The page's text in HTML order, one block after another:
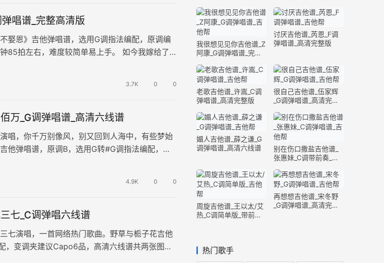
唱谱_完整高清版
娶恩》吉他弹唱谱，选用G调指法编配，原调编
85拍左右，难度较简单易上手。 如今我嫁给了
3.7K 0 0
万_G调弹唱谱_高清六线谱
唱，你千万别像风，别又回到人海中，有些梦始
他弹唱谱，原调B，选用G转#G调指法编配，原
4.9K 0 0
七_C调弹唱六线谱
七演唱，一首网络热门歌曲。野草与栀子花吉他
，变调夹建议Capo6品，高清六线谱共两张图片
我很想见见你吉他谱_Z
阿康_G调弹唱谱_完整
讨厌吉他谱_芮恩_F调
弹唱谱_高清完整版
老歌吉他谱_许嵩_C调
弹唱谱_高清完整版
很自己吉他谱_伍家辉
_G调弹唱谱_高清完整
媚人吉他谱_薛之谦_G
调弹唱谱_高清六线谱
别在伤口撒盐吉他谱_
张惠妹_C调带前奏_完
周旋吉他谱_王以太/艾
热_C调简单版_带前奏
再想想吉他谱_宋冬野
_G调弹唱谱_高清完整
热门歌手